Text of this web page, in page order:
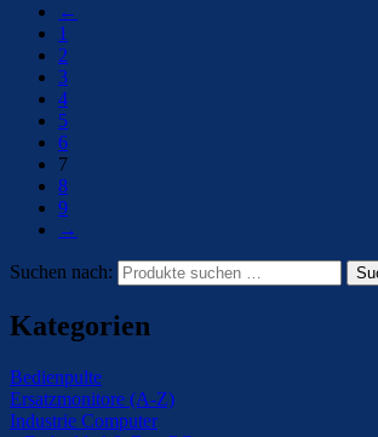
←
1
2
3
4
5
6
7
8
9
→
Suchen nach:
Kategorien
Bedienpulte
Ersatzmonitore (A-Z)
Industrie Computer